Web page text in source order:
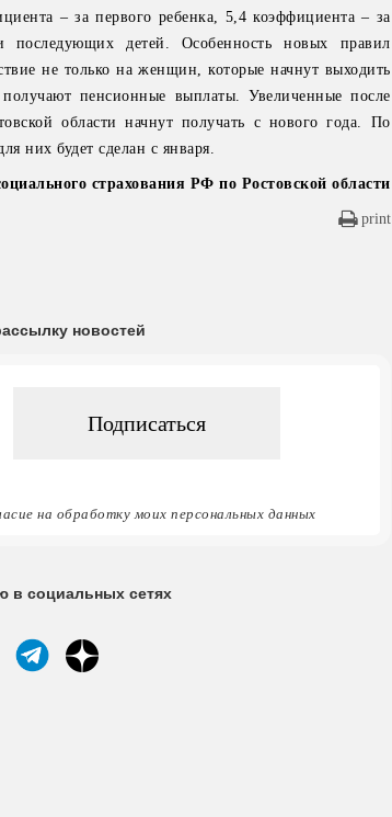
– за первого ребенка, 5,4 коэффициента – за
детей. Особенность новых правил
не только на женщин, которые начнут выходить
пенсионные выплаты. Увеличенные после
области начнут получать с нового года. По
них будет сделан с января.
страхования РФ по Ростовской области
print
новостей
на обработку моих персональных данных
в социальных сетях